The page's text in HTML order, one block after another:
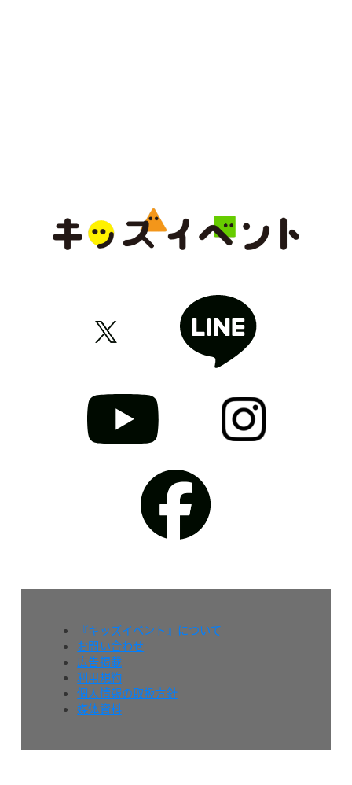
『キッズイベント』について
お問い合わせ
広告掲載
利用規約
個人情報の取扱方針
媒体資料